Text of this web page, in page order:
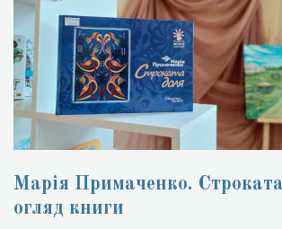
Марія Примаченко.
огляд книги